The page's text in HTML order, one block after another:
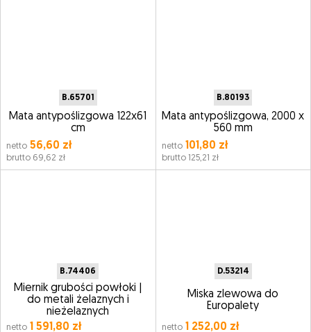
B.65701
Mata antypoślizgowa 122x61
cm
netto 56,60 zł
brutto 69,62 zł
B.80193
Mata antypoślizgowa, 2000 x
560 mm
netto101,80 zł
brutto 125,21 zł
B.74406
Miernik grubości powłoki |
do metali żelaznych i
nieżelaznych
netto 1 591,80 zł
D.53214
Miska zlewowa do
Europalety
netto1 252,00 zł